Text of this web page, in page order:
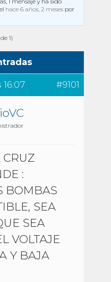
hace 6 años, 2 meses por
1)
#9101
:
BOMBAS
SEA
SEA
VOLTAJE
Y BAJA